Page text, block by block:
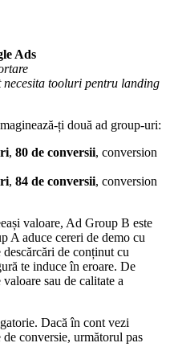
Ads
tooluri pentru landing
ți două ad group-uri:
, 80 de conversii, conversion
, 84 de conversii, conversion
valoare, Ad Group B este
A aduce cereri de demo cu
de conținut cu
te induce în eroare. De
sau de calitate a
Dacă în cont vezi
conversie, următorul pas